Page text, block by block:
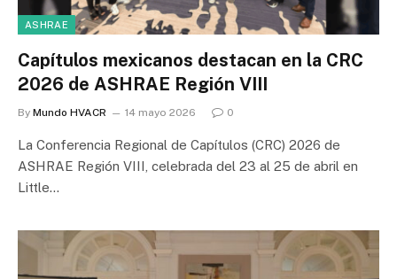
ASHRAE
Capítulos mexicanos destacan en la CRC
2026 de ASHRAE Región VIII
By Mundo HVACR 14 mayo 2026 0
La Conferencia Regional de Capítulos (CRC) 2026 de
ASHRAE Región VIII, celebrada del 23 al 25 de abril en
Little…